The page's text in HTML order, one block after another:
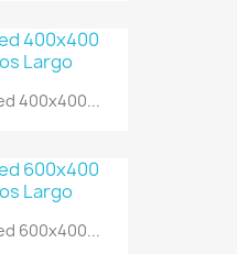
400x400...
600x400...